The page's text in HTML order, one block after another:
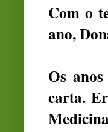
Com o
ano,
Os
carta.